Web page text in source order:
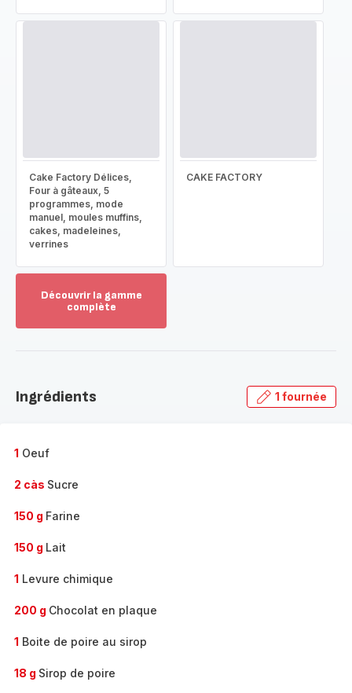
Cake Factory Délices,
Four à gâteaux, 5
programmes, mode
manuel, moules muffins,
cakes, madeleines,
verrines
CAKE FACTORY
Découvrir la gamme
complète
gamme
Ingrédients 1 fournée
1 Oeuf
2 càs Sucre
150 g Farine
150 g Lait
1 Levure chimique
200 g Chocolat en plaque
1 Boite de poire au sirop
18 g Sirop de poire